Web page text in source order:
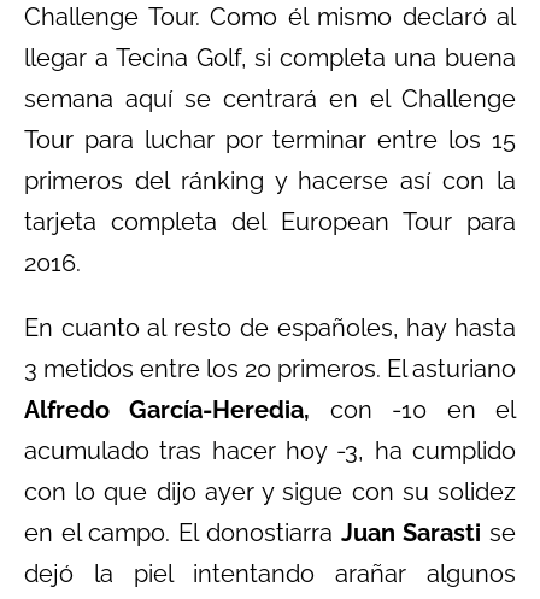
Challenge Tour. Como él mismo declaró al
llegar a Tecina Golf, si completa una buena
semana aquí se centrará en el Challenge
Tour para luchar por terminar entre los 15
primeros del ránking y hacerse así con la
tarjeta completa del European Tour para
2016.
En cuanto al resto de españoles, hay hasta
3 metidos entre los 20 primeros. El asturiano
Alfredo García-Heredia, con -10 en el
acumulado tras hacer hoy -3, ha cumplido
con lo que dijo ayer y sigue con su solidez
en el campo. El donostiarra Juan Sarasti se
dejó la piel intentando arañar algunos